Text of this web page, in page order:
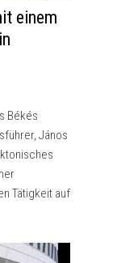
einem
Békés
János
Tätigkeit auf